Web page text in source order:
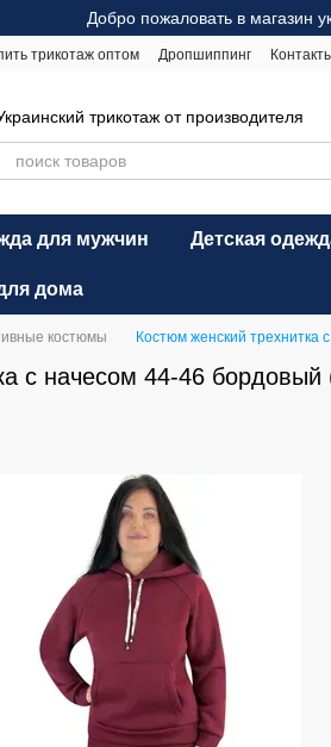
Добро пожаловать в магазин
трикотаж оптом Дропшиппинг
трикотаж от производителя
для мужчин Детская
дома
костюмы Костюм женский трехнитка
с начесом 44-46 бордовый